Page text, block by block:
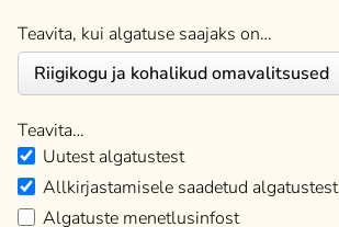
Teavita, kui algatuse saajaks on…
Teavita…
Uutest algatustest
Allkirjastamisele saadetud algatustest
Algatuste menetlusinfost